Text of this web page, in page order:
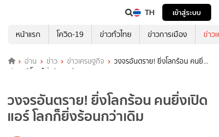
TH
เข้าสู่ระบบ
หน้าแรก
โควิด-19 ข่าวทั่วไทย ข่าวการเมือง ข่าว
อ่าน ข่าว ข่าวเศรษฐกิจ
วงจรอันตราย! ยิ่งโลกร้อน คนยิ่ง
เปิดแอร์ โลกก็ยิ่งร้อนกว่าเดิม
วงจรอันตราย! ยิ่งโลกร้อน คนยิ่งเปิด
แอร์ โลกก็ยิ่งร้อนกว่าเดิม